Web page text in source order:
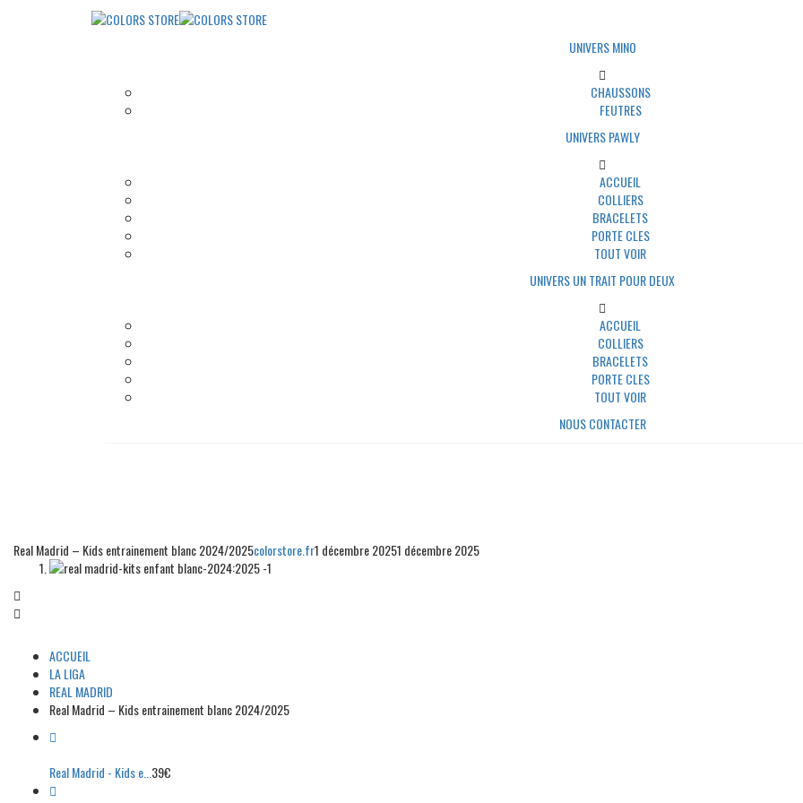
UNIVERS MINO
CHAUSSONS
FEUTRES
UNIVERS PAWLY
ACCUEIL
COLLIERS
BRACELETS
PORTE CLES
TOUT VOIR
UNIVERS UN TRAIT POUR DEUX
ACCUEIL
COLLIERS
BRACELETS
PORTE CLES
TOUT VOIR
NOUS CONTACTER
Real Madrid – Kids entrainement blanc 2024/2025colorstore.fr1 décembre 20251 décembre 2025
ACCUEIL
LA LIGA
REAL MADRID
Real Madrid – Kids entrainement blanc 2024/2025
Real Madrid - Kids e... 39€